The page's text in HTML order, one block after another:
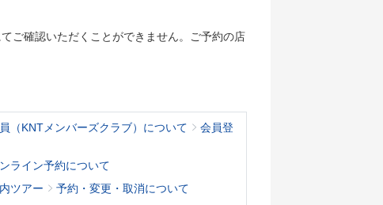
ご確認いただくことができません。ご予約の店
（KNTメンバーズクラブ）について
会員登
ライン予約について
ツアー
予約・変更・取消について